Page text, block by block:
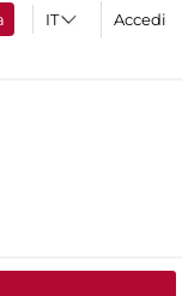
Accedi